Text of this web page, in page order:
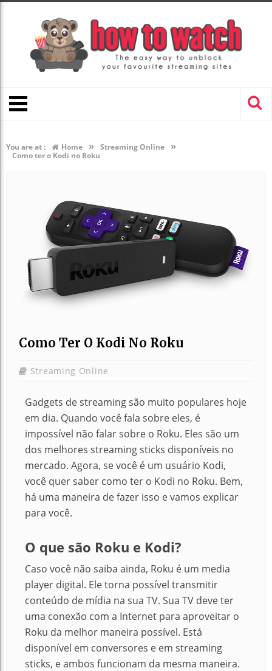
You are at : Home » Streaming Online »
Como ter o Kodi no Roku
Como Ter O Kodi No Roku
Streaming Online
Gadgets de streaming são muito populares hoje
em dia. Quando você fala sobre eles, é
impossível não falar sobre o Roku. Eles são um
dos melhores streaming sticks disponíveis no
mercado. Agora, se você é um usuário Kodi,
você quer saber como ter o Kodi no Roku. Bem,
há uma maneira de fazer isso e vamos explicar
para você.
O que são Roku e Kodi?
Caso você não saiba ainda, Roku é um media
player digital. Ele torna possível transmitir
conteúdo de mídia na sua TV. Sua TV deve ter
uma conexão com a Internet para aproveitar o
Roku da melhor maneira possível. Está
disponível em conversores e em streaming
sticks, e ambos funcionam da mesma maneira.